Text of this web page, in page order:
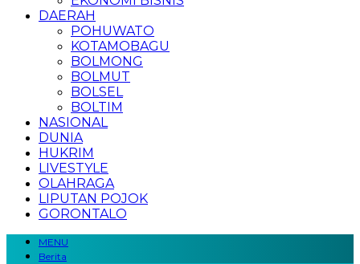
DAERAH
POHUWATO
KOTAMOBAGU
BOLMONG
BOLMUT
BOLSEL
BOLTIM
NASIONAL
DUNIA
HUKRIM
LIVESTYLE
OLAHRAGA
LIPUTAN POJOK
GORONTALO
MENU
Berita